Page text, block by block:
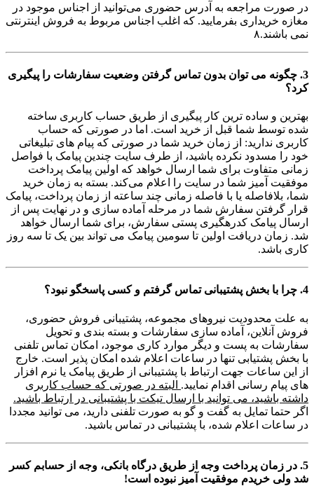
در صورت مراجعه به آدرس حضوری می‌توانید از اجناس موجود در
مغازه خریداری بفرمایید. که اغلب اجناس مربوط به فروش اینترنتی
نمی باشند.۸
3. چگونه می توان بدون تماس گرفتن وضعیت سفارشات را پیگیری
کرد؟
بهترین و ساده ترین کار پیگیری از طریق حساب کاربری ساخته
شده توسط شما قبل از خرید است. اما در صورتی که حساب
کاربری ندارید: از زمان خرید شما در صورتی که پیام های تبلیغاتی
خود را مسدود نکرده باشید، از طرف سایت چندین پیامک با فواصل
زمانی متفاوت برای شما ارسال خواهد که اولین پیامک پرداخت
موفقیت آمیز شما در سایت را اعلام می‌کند. بسته به زمان خرید
شما، بلافاصله یا با فاصله زمانی چند ساعته از زمان پرداخت، پیامک
قرار گرفتن سفارش شما در مرحله آماده سازی و در نهایت پس از
ارسال پیامک کدرهگیری پستی سفارش، برای شما ارسال خواهد
شد. زمان دریافت اولین تا سومین پیامک می تواند بین یک تا سه روز
کاری باشد.
4. چرا با بخش پشتیبانی تماس گرفتم و کسی پاسخگو نبود؟
به علت محدودیت نیروهای مجموعه، پشتیبانی فروش حضوری،
فروش آنلاین، آماده سازی سفارشات و بسته بندی و تحویل
سفارشات به پست و دیگر موارد کاری موجود، امکان تماس تلفنی
با بخش پشتیابی تنها در ساعات اعلام شده امکان پذیر است. خارج
از این ساعات جهت ارتباط با پشتیبانی از طریق پیامک یا نرم افزار
های پیام رسانی اقدام نمایید. البته در صورتی که حساب کاربری
داشته باشید، می توانید با ارسال تیکت با پشتیبانی در ارتباط باشید.
اگر حتما تمایل به گفت و گو به صورت تلفنی دارید، می توانید مجددا
در ساعات اعلام شده، با پشتیبانی در تماس باشید.
5. در زمان پرداخت وجه از طریق درگاه بانکی، وجه از حسابم کسر
شد ولی خریدم موفقیت آمیز نبوده است!